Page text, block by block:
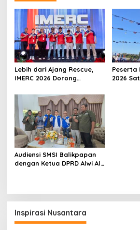
Lebih dari Ajang Rescue,
IMERC 2026 Dorong
Kompeten untuk Indonesia
Peserta
2026
Audiensi SMSI Balikpapan
dengan Ketua DPRD Alwi Al
Inspirasi Nusantara